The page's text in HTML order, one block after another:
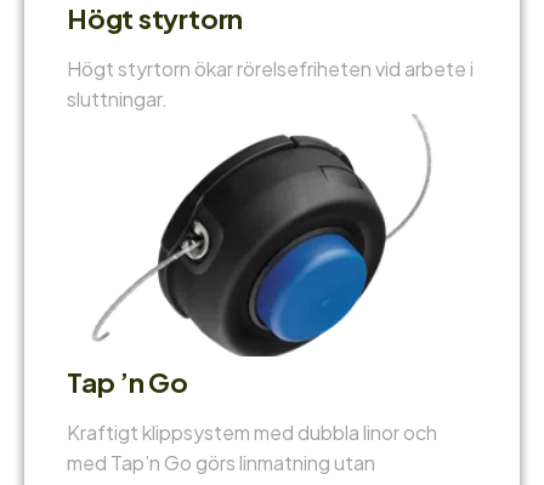
Högt styrtorn
Högt styrtorn ökar rörelsefriheten vid arbete i
sluttningar.
Tap ’n Go
Kraftigt klippsystem med dubbla linor och
med Tap’n Go görs linmatning utan